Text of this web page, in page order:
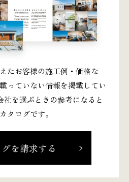
たお客様の施工例・価格な
っていない情報を掲載してい
社を選ぶときの参考になると
タログです。
を請求する